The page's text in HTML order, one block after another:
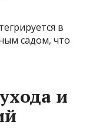
в
садом, что
и